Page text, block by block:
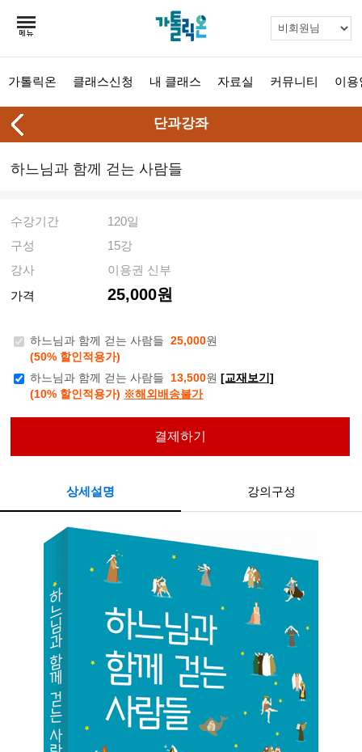
가톨릭온 클래스신청 내 클래스 자료실 커뮤니티 이용
단과강좌
하느님과 함께 걷는 사람들
수강기간
120일
구성
15강
강사
이용권 신부
가격
25,000원
하느님과 함께 걷는 사람들25,000원
(50% 할인적용가)
하느님과 함께 걷는 사람들 13,500원 [교재보기]
(10% 할인적용가) ※해외배송불가
결제하기
상세설명 강의구성